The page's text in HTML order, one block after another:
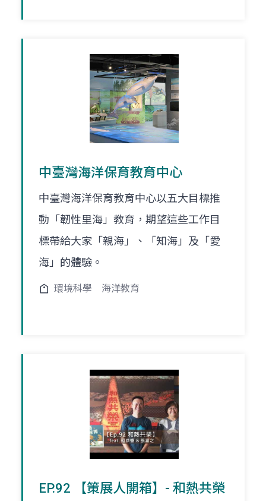
中臺灣海洋保育教育中心
中臺灣海洋保育教育中心以五大目標推
動「韌性里海」教育，期望這些工作目
標帶給大家「親海」、「知海」及「愛
海」的體驗。
環境科學 海洋教育
EP.92 【策展人開箱】- 和熱共榮